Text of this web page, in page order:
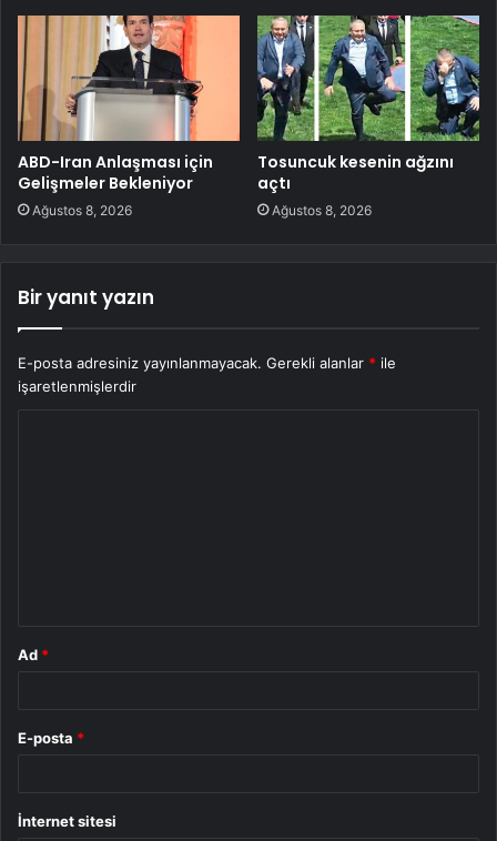
ABD-Iran Anlaşması için
Gelişmeler Bekleniyor
Ağustos 8, 2026
Tosuncuk kesenin ağzını
açtı
Ağustos 8, 2026
Bir yanıt yazın
E-posta adresiniz yayınlanmayacak. Gerekli alanlar * ile
işaretlenmişlerdir
Ad *
E-posta *
İnternet sitesi